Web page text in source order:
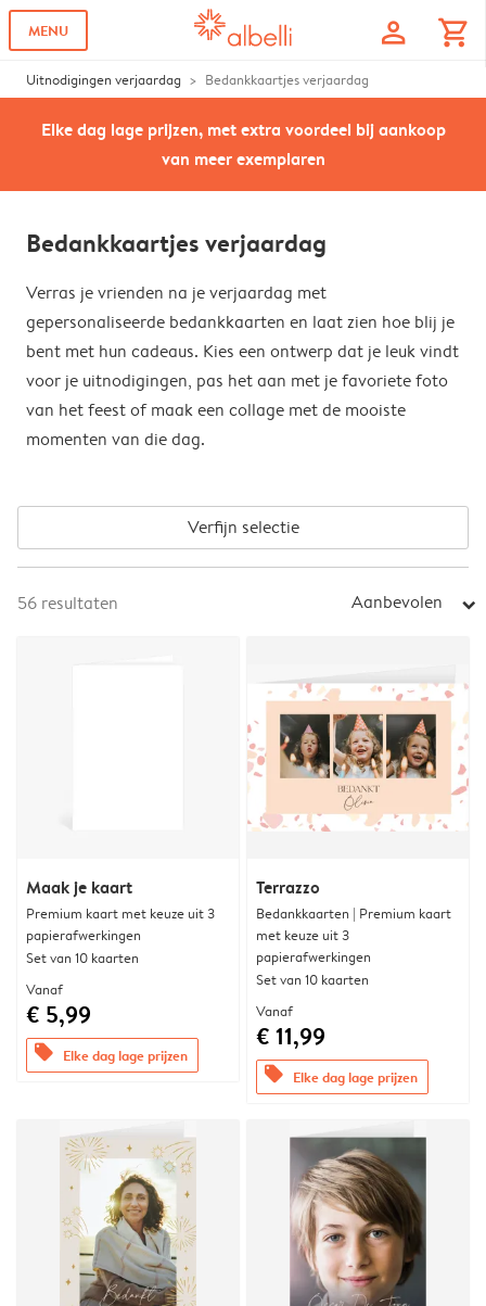
MENU profile shopping_cart
Uitnodigingen verjaardag Bedankkaartjes verjaardag
Elke dag lage prijzen, met extra voordeel bij aankoop
van meer exemplaren
Bedankkaartjes verjaardag
Verras je vrienden na je verjaardag met
gepersonaliseerde bedankkaarten en laat zien hoe blij je
bent met hun cadeaus. Kies een ontwerp dat je leuk vindt
voor je uitnodigingen, pas het aan met je favoriete foto
van het feest of maak een collage met de mooiste
momenten van die dag.
Verfijn selectie
56 resultaten Aanbevolen arrow_right
Maak je kaart
Premium kaart met keuze uit 3
papierafwerkingen
Set van 10 kaarten
Vanaf
€ 5,99
offers Elke dag lage prijzen
Terrazzo
Bedankkaarten | Premium kaart
met keuze uit 3
papierafwerkingen
Set van 10 kaarten
Vanaf
€ 11,99
offers Elke dag lage prijzen